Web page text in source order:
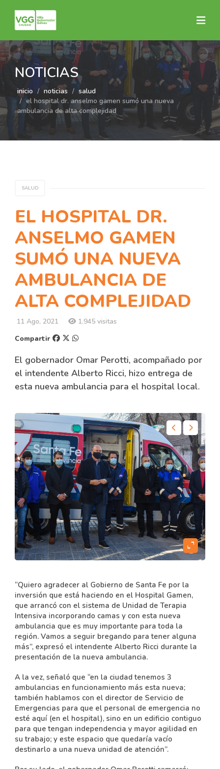
NOTICIAS
inicio noticias
salud
el hospital dr. anselmo gamen sumó una nueva
ambulancia de alta complejidad
SALUD
EL HOSPITAL DR.
ANSELMO GAMEN
SUMÓ UNA NUEVA
AMBULANCIA DE
ALTA COMPLEJIDAD
11 Ago, 2021
1.945 visitas
Compartir
El gobernador Omar Perotti, acompañado por
el intendente Alberto Ricci, hizo entrega de
esta nueva ambulancia para el hospital local.
expand_content
“Quiero agradecer al Gobierno de Santa Fe por la
inversión que está haciendo en el Hospital Gamen,
que arrancó con el sistema de Unidad de Terapia
Intensiva incorporando camas y con esta nueva
ambulancia que es muy importante para toda la
región. Vamos a seguir bregando para tener alguna
más”, expresó el intendente Alberto Ricci durante la
presentación de la nueva ambulancia.
A la vez, señaló que “en la ciudad tenemos 3
ambulancias en funcionamiento más esta nueva;
también hablamos con el director de Servicio de
Emergencias para que el personal de emergencia no
esté aquí (en el hospital), sino en un edificio contiguo
para que tengan independencia y mayor agilidad en
su trabajo; y este espacio que quedaría vacío
destinarlo a una nueva unidad de atención”.